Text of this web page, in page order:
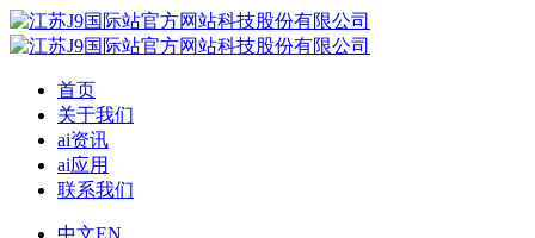
首页
关于我们
ai资讯
ai应用
联系我们
中文EN